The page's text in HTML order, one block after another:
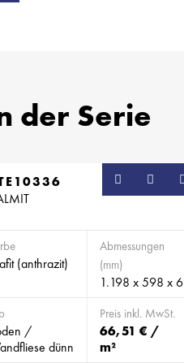
der Serie
(anthrazit)
Abmessungen
(mm)
1.198 x 598 x 6
/
dünn
Preis inkl. MwSt.
66,51 € /
m²